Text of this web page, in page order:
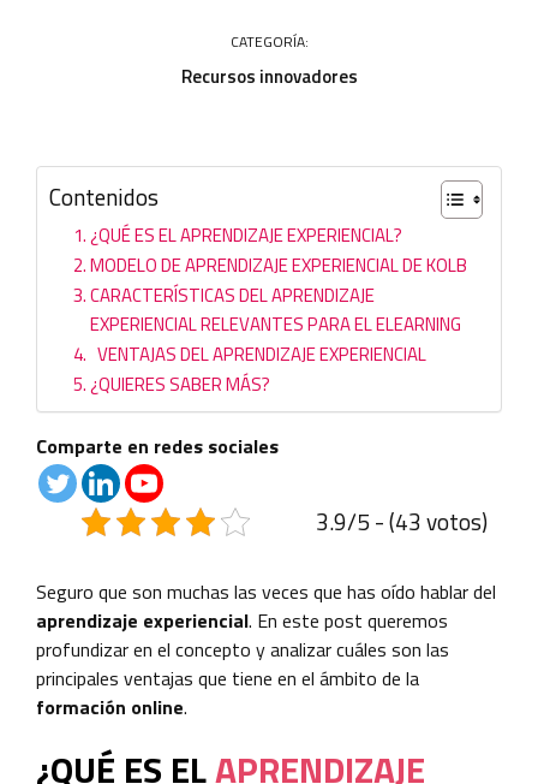
CATEGORÍA:
Recursos innovadores
Contenidos
¿QUÉ ES EL APRENDIZAJE EXPERIENCIAL?
MODELO DE APRENDIZAJE EXPERIENCIAL DE KOLB
CARACTERÍSTICAS DEL APRENDIZAJE
EXPERIENCIAL RELEVANTES PARA EL ELEARNING
VENTAJAS DEL APRENDIZAJE EXPERIENCIAL
¿QUIERES SABER MÁS?
Comparte en redes sociales
3.9/5 - (43 votos)
Seguro que son muchas las veces que has oído hablar del
aprendizaje experiencial. En este post queremos
profundizar en el concepto y analizar cuáles son las
principales ventajas que tiene en el ámbito de la
formación online.
¿QUÉ ES ELAPRENDIZAJE